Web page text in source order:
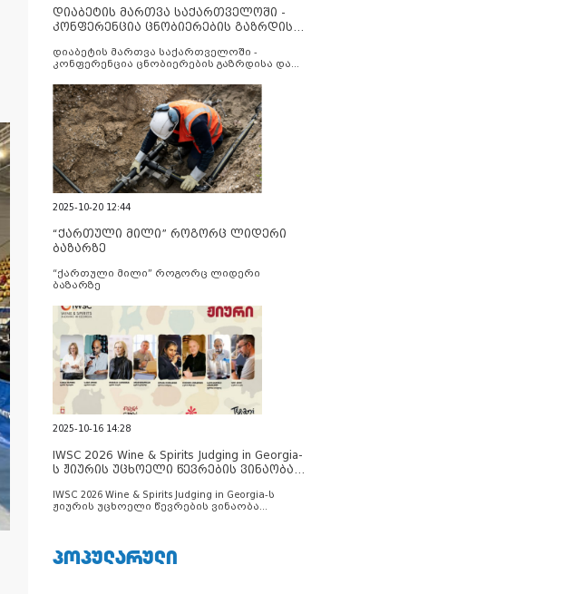
დიაბეტის მართვა საქართველოში -
კონფერენცია ცნობიერების გაზრდისა
დიაბეტის მართვა საქართველოში -
კონფერენცია ცნობიერების გაზრდისა და
2025-10-20 12:44
“ქართული მილი” როგორც ლიდერი
ბაზარზე
“ქართული მილი” როგორც ლიდერი
ბაზარზე
2025-10-16 14:28
IWSC 2026 Wine & Spirits Judging in Georgia-
ს ჟიურის უცხოელი წევრების ვინაობა
IWSC 2026 Wine & Spirits Judging in Georgia-ს
ჟიურის უცხოელი წევრების ვინაობა
ᲞᲝᲞᲣᲚᲐᲠᲣᲚᲘ